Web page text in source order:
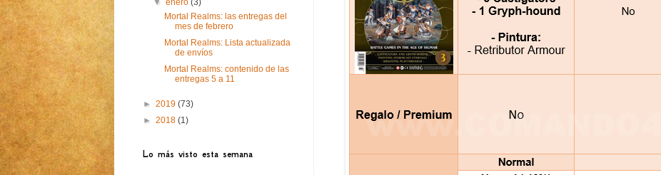
Mortal Realms: las entregas del
mes de febrero
Mortal Realms: Lista actualizada
de envíos
Mortal Realms: contenido de las
entregas 5 a 11
► 2019 (73)
► 2018 (1)
Lo más visto esta semana